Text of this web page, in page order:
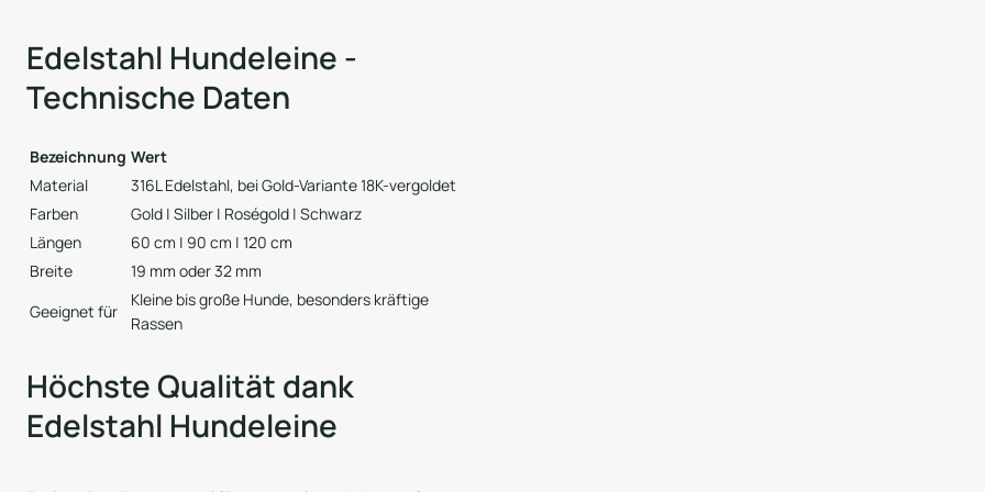
Edelstahl Hundeleine -
Technische Daten
Bezeichnung Wert
Material
316L Edelstahl, bei Gold-Variante 18K-vergoldet
Farben
Gold | Silber | Roségold | Schwarz
Längen
60 cm | 90 cm | 120 cm
Breite
19 mm oder 32 mm
Geeignet für
Kleine bis große Hunde, besonders kräftige
Rassen
Höchste Qualität dank
Edelstahl Hundeleine